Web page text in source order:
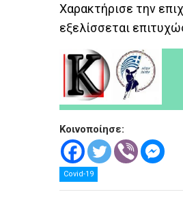
Χαρακτήρισε την
εξελίσσεται
Κοινοποίησε:
Covid-19